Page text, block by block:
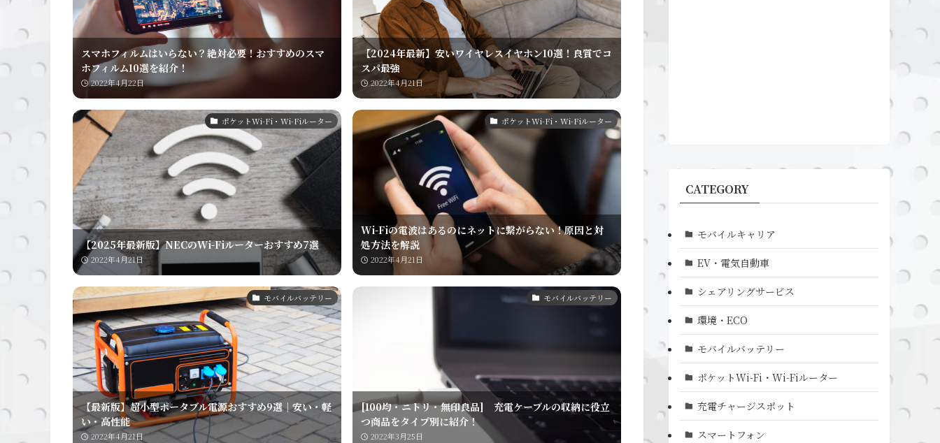
スマホフィルムはいらない？絶対必要！おすすめのスマ
ホフィルム10選を紹介！
2022年4月22日
【2024年最新】安いワイヤレスイヤホン10選！良質でコ
スパ最強
2022年4月21日
ポケットWi-Fi・Wi-Fiルーター
【2025年最新版】NECのWi-Fiルーターおすすめ7選
2022年4月21日
ポケットWi-Fi・Wi-Fiルーター
Wi-Fiの電波はあるのにネットに繋がらない！原因と対
処方法を解説
2022年4月21日
モバイルバッテリー
【最新版】超小型ポータブル電源おすすめ9選｜安い・軽
い・高性能
2022年4月21日
モバイルバッテリー
[100均・ニトリ・無印良品] 充電ケーブルの収納に役立
つ商品をタイプ別に紹介！
2022年3月25日
CATEGORY
モバイルキャリア
EV・電気自動車
シェアリングサービス
環境・ECO
モバイルバッテリー
ポケットWi-Fi・Wi-Fiルーター
充電チャージスポット
スマートフォン